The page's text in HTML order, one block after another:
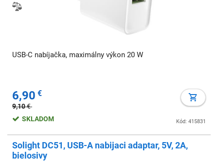
USB-C nabíjačka, maximálny výkon 20 W
6,90 €
9,10€
Kód: 415831
SKLADOM
Solight DC51, USB-A nabijaci adaptar, 5V, 2A,
bielosivy